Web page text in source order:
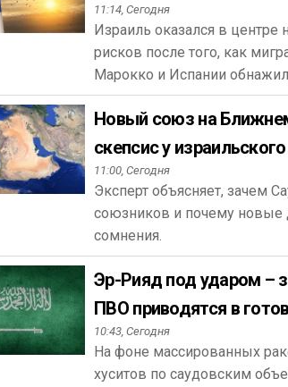
11:14, Сегодня
Израиль оказался в центре
рисков после того, как
Марокко и Испании
Новый союз на
скепсис у
11:00, Сегодня
Эксперт объясняет, зачем
союзников и почему
сомнения.
Эр-Рияд под ударом –
ПВО приводятся в
10:43, Сегодня
На фоне массированных
хуситов по саудовским